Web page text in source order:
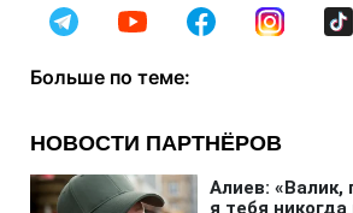
Больше по теме: